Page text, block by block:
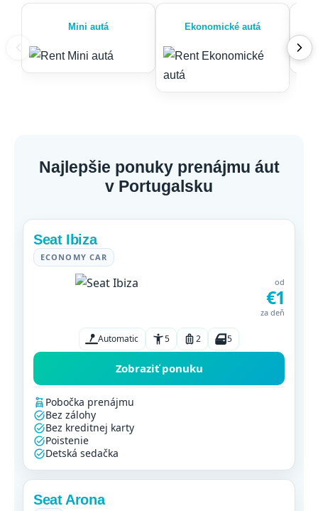
Mini autá Ekonomické autá
Najlepšie ponuky prenájmu áut
v Portugalsku
Seat Ibiza
ECONOMY CAR
od
€1
za deň
Automatic 5 2 5
Zobraziť ponuku
Pobočka prenájmu
Bez zálohy
Bez kreditnej karty
Poistenie
Detská sedačka
Seat Arona